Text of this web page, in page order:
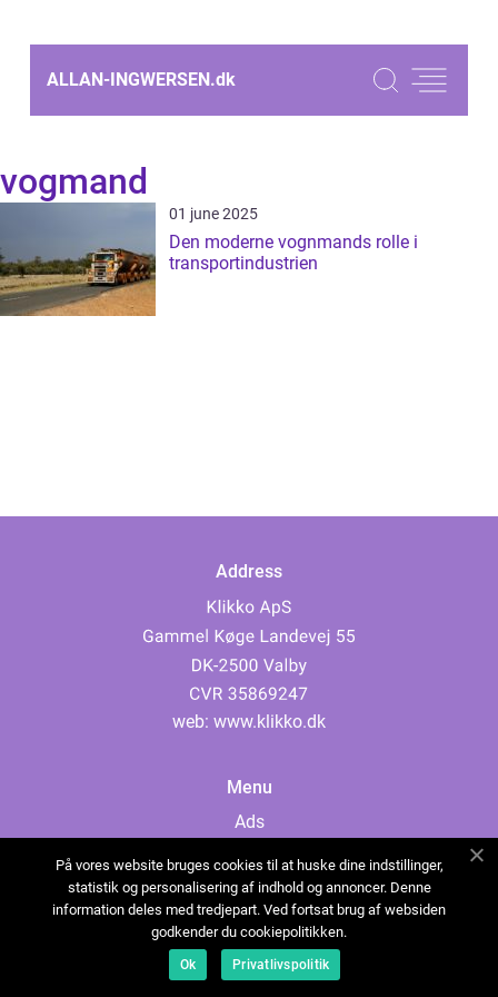
ALLAN-INGWERSEN.dk
vogmand
01 june 2025
Den moderne vognmands rolle i
transportindustrien
Address
web: www.klikko.dk
Menu
Ads
Cookies
Contact
Sitemap
På vores website bruges cookies til at huske dine indstillinger,
statistik og personalisering af indhold og annoncer. Denne
information deles med tredjepart. Ved fortsat brug af websiden
godkender du cookiepolitikken.
Ok Privatlivspolitik